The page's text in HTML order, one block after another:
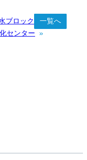
ブロック
一覧へ
センター »